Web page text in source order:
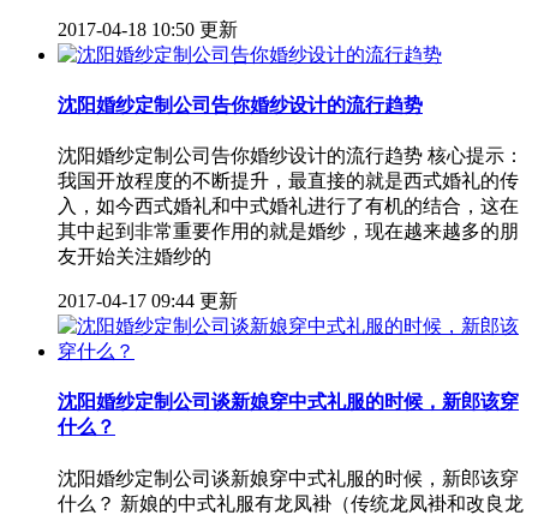
2017-04-18 10:50 更新
沈阳婚纱定制公司告你婚纱设计的流行趋势
沈阳婚纱定制公司告你婚纱设计的流行趋势 核心提示：
我国开放程度的不断提升，最直接的就是西式婚礼的传
入，如今西式婚礼和中式婚礼进行了有机的结合，这在
其中起到非常重要作用的就是婚纱，现在越来越多的朋
友开始关注婚纱的
2017-04-17 09:44 更新
沈阳婚纱定制公司谈新娘穿中式礼服的时候，新郎该穿
什么？
沈阳婚纱定制公司谈新娘穿中式礼服的时候，新郎该穿
什么？ 新娘的中式礼服有龙凤褂（传统龙凤褂和改良龙